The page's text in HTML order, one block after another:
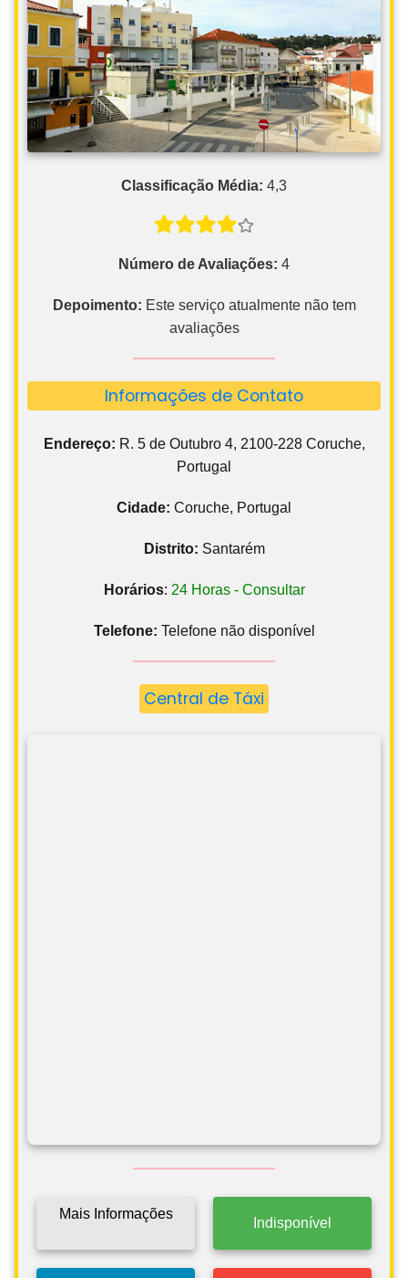
Classificação Média: 4,3
Número de Avaliações: 4
Depoimento: Este serviço atualmente não tem
avaliações
Informações de Contato
Endereço: R. 5 de Outubro 4, 2100-228 Coruche,
Portugal
Cidade: Coruche, Portugal
Distrito: Santarém
Horários: 24 Horas - Consultar
Telefone: Telefone não disponível
Central de Táxi
Mais Informações
Indisponível